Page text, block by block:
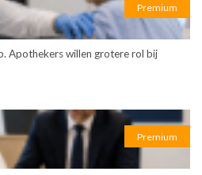
Premium
Apothekers willen grotere rol bij
Premium